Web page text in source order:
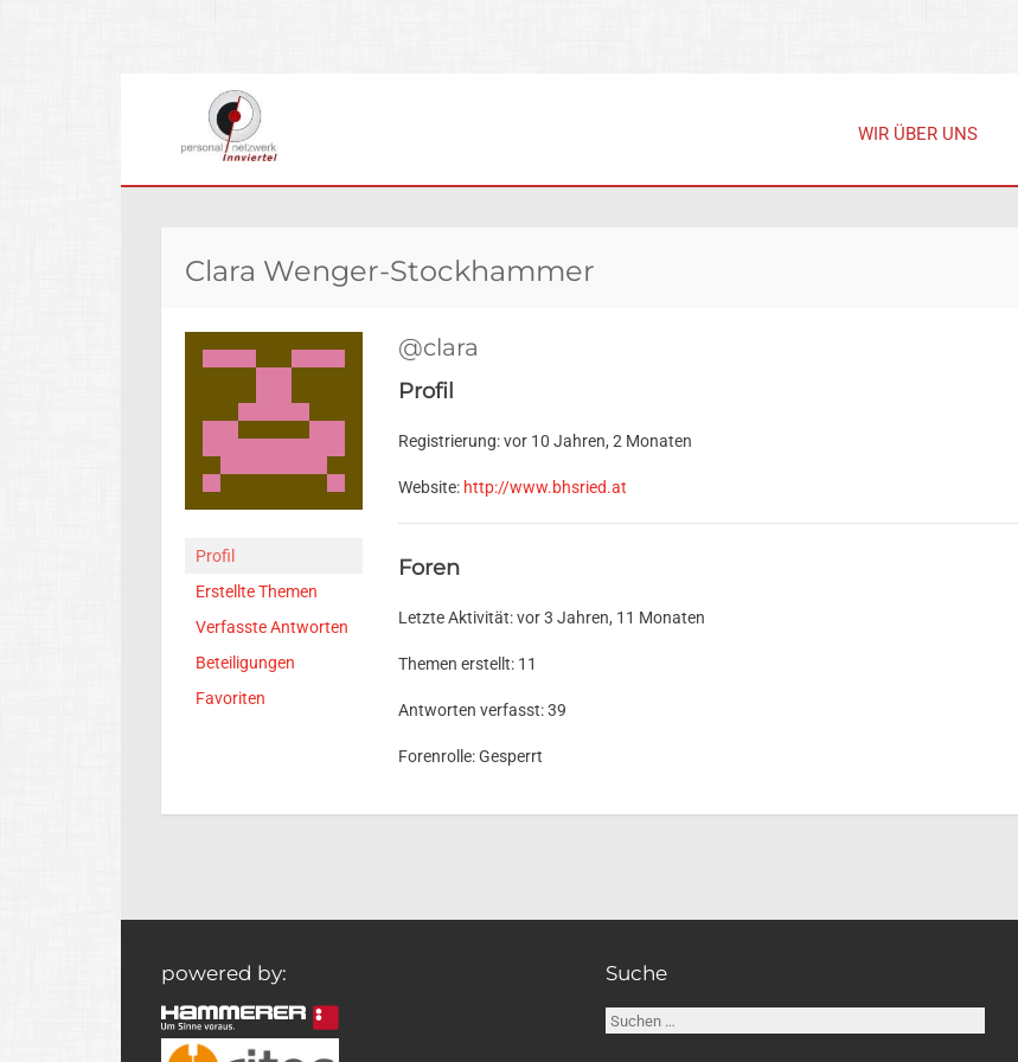
INHALT
SPRINGEN
WIR ÜBER UNS
Clara Wenger-Stockhammer
Profil
Erstellte Themen
Verfasste Antworten
Beteiligungen
Favoriten
@clara
Profil
Registrierung: vor 10 Jahren, 2 Monaten
Website: http://www.bhsried.at
Foren
Letzte Aktivität: vor 3 Jahren, 11 Monaten
Themen erstellt: 11
Antworten verfasst: 39
Forenrolle: Gesperrt
powered by: Suche
Suchen